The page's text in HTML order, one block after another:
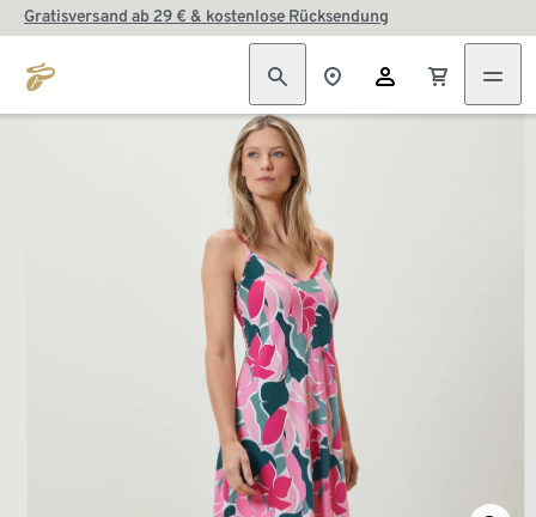
Gratisversand ab 29 € & kostenlose Rücksendung